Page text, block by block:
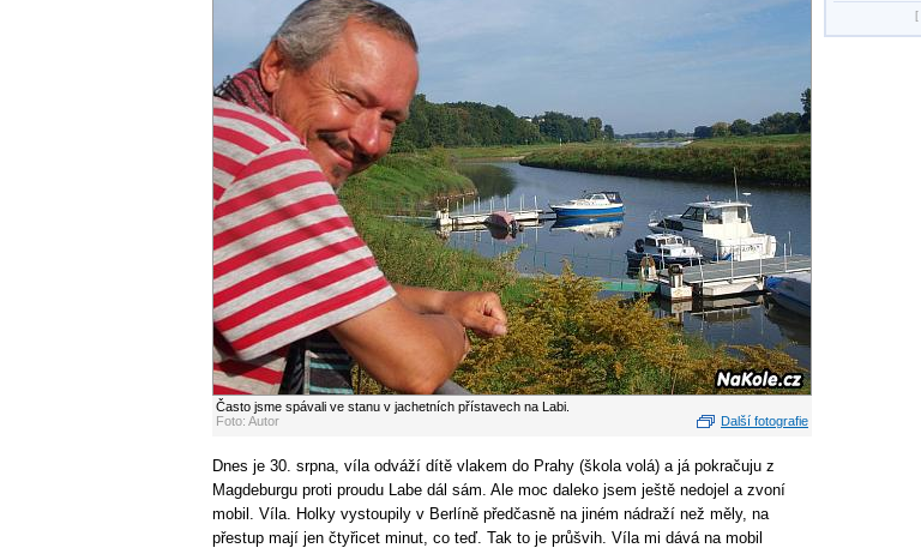
Často jsme spávali ve stanu v jachetních přístavech na Labi.
Foto: Autor
Další fotografie
Dnes je 30. srpna, víla odváží dítě vlakem do Prahy (škola volá) a já pokračuju z
Magdeburgu proti proudu Labe dál sám. Ale moc daleko jsem ještě nedojel a zvoní
mobil. Víla. Holky vystoupily v Berlíně předčasně na jiném nádraží než měly, na
přestup mají jen čtyřicet minut, co teď. Tak to je průšvih. Víla mi dává na mobil
[